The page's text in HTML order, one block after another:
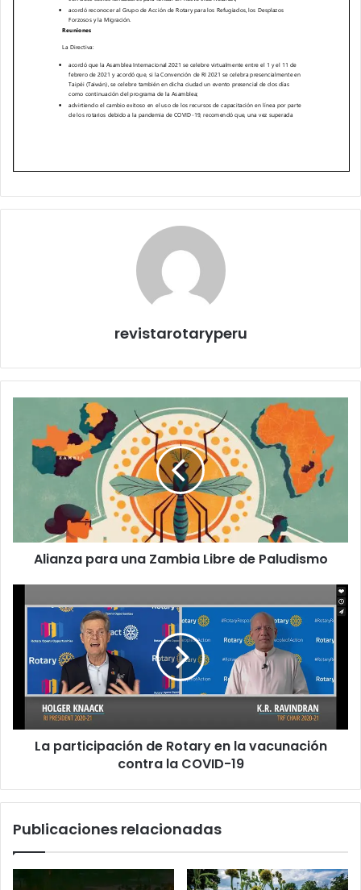
revistarotaryperu
Alianza para una Zambia Libre de Paludismo
La participación de Rotary en la vacunación
contra la COVID-19
Publicaciones relacionadas